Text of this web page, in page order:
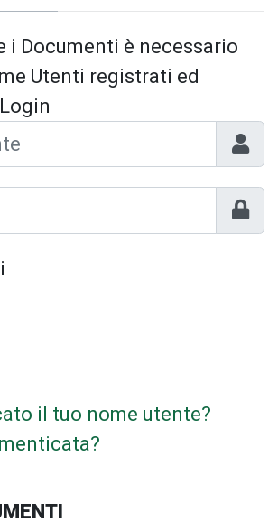
i Documenti è necessario
Utenti registrati ed
il tuo nome utente?